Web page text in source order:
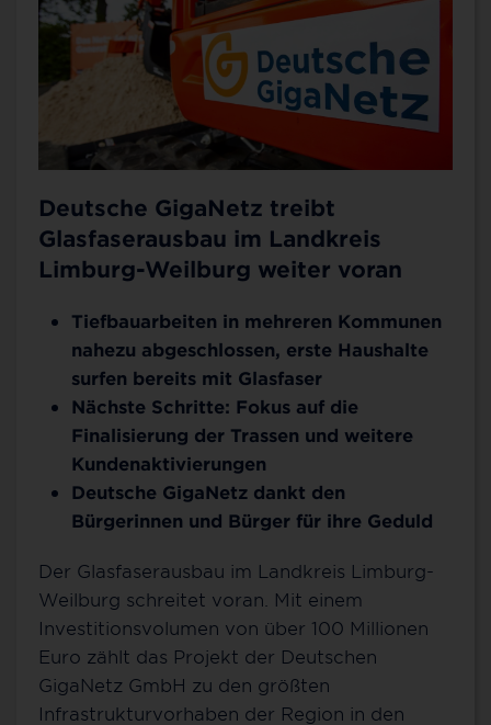
Deutsche GigaNetz treibt
Glasfaserausbau im Landkreis
Limburg-Weilburg weiter voran
Tiefbauarbeiten in mehreren Kommunen
nahezu abgeschlossen, erste Haushalte
surfen bereits mit Glasfaser
Nächste Schritte: Fokus auf die
Finalisierung der Trassen und weitere
Kundenaktivierungen
Deutsche GigaNetz dankt den
Bürgerinnen und Bürger für ihre Geduld
Der Glasfaserausbau im Landkreis Limburg-
Weilburg schreitet voran. Mit einem
Investitionsvolumen von über 100 Millionen
Euro zählt das Projekt der Deutschen
GigaNetz GmbH zu den größten
Infrastrukturvorhaben der Region in den